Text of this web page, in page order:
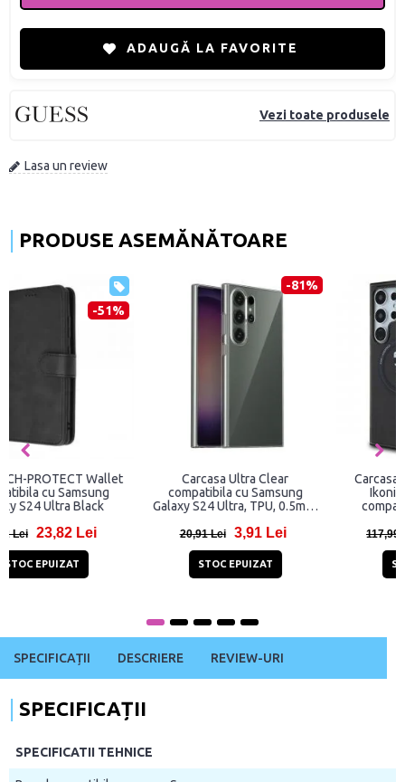
Vezi toate produsele
Lasa un review
ADAUGĂ LA FAVORITE
PRODUSE ASEMĂNĂTOARE
Carcasa Spigen Rugged Armor
compatibila cu Samsung
Galaxy S24 Ultra Matte Black
75,99 Lei 49,99 Lei
ADAUGĂ ÎN COŞ
-51%
Husa TECH-PROTECT Wallet
compatibila cu Samsung
Galaxy S24 Ultra Black
48,82 Lei
STOC EPUIZAT
SPECIFICAȚII DESCRIERE REVIEW-URI
SPECIFICAȚII
SPECIFICATII TEHNICE